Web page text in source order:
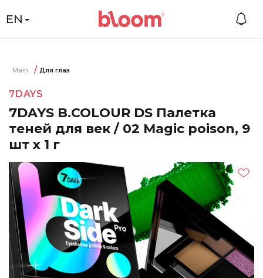
EN
Main Для глаз
7DAYS
7DAYS B.COLOUR DS Палетка
теней для век / 02 Magic poison, 9
шт х 1 г